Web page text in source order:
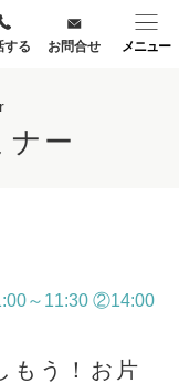
メニュー
する お問合せ
ナー
～11:30 ②14:00
もう！お片